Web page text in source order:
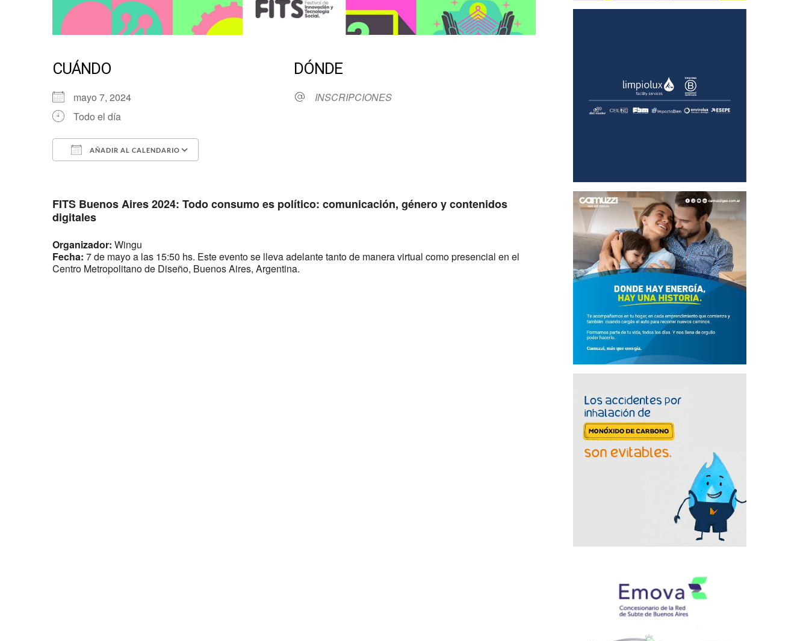
CUÁNDO
mayo 7, 2024
Todo el día
AÑADIR AL CALENDARIO
DÓNDE
INSCRIPCIONES
FITS Buenos Aires 2024: Todo consumo es político: comunicación, género y contenidos
digitales
Organizador: Wingu
Fecha: 7 de mayo a las 15:50 hs. Este evento se lleva adelante tanto de manera virtual como presencial en el
Centro Metropolitano de Diseño, Buenos Aires, Argentina.